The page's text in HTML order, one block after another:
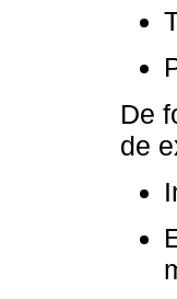
De
de